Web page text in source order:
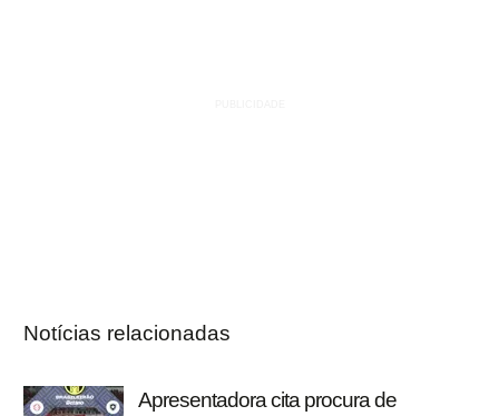
Notícias relacionadas
Apresentadora cita procura de